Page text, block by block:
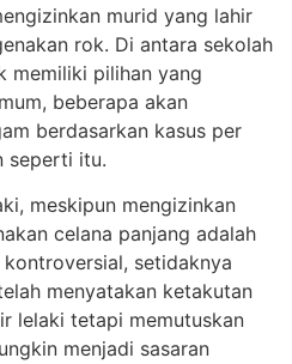
murid yang lahir
rok. Di antara sekolah
memiliki pilihan yang
beberapa akan
berdasarkan kasus per
seperti itu.
meskipun mengizinkan
celana panjang adalah
setidaknya
menyatakan ketakutan
lelaki tetapi memutuskan
menjadi sasaran